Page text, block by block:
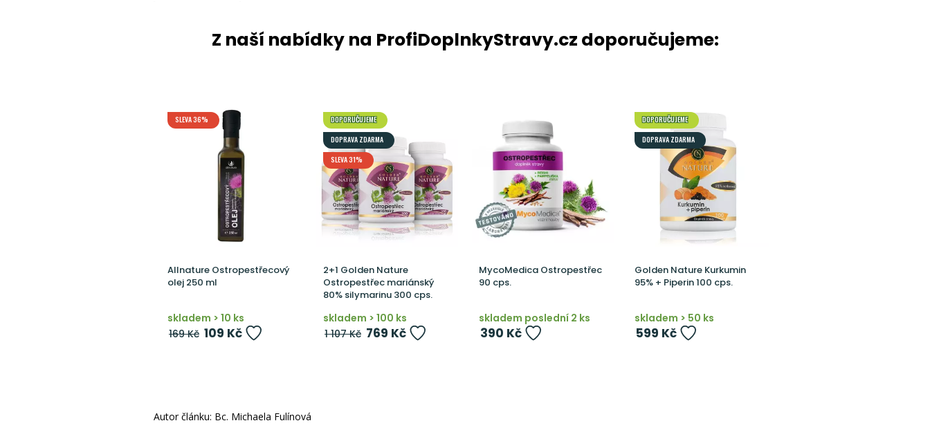
Z naší nabídky na ProfiDoplnkyStravy.cz doporučujeme:
SLEVA 36%
Allnature Ostropestřecový
olej 250 ml
skladem > 10 ks
169 Kč 109 Kč
DOPORUČUJEME
DOPRAVA ZDARMA
SLEVA 31%
2+1 Golden Nature
Ostropestřec mariánský
80% silymarinu 300 cps.
skladem > 100 ks
1 107 Kč 769 Kč
MycoMedica Ostropestřec
90 cps.
skladem poslední 2 ks
390 Kč
DOPORUČUJEME
DOPRAVA ZDARMA
Golden Nature Kurkumin
95% + Piperin 100 cps.
skladem > 50 ks
599 Kč
Autor článku: Bc. Michaela Fulínová